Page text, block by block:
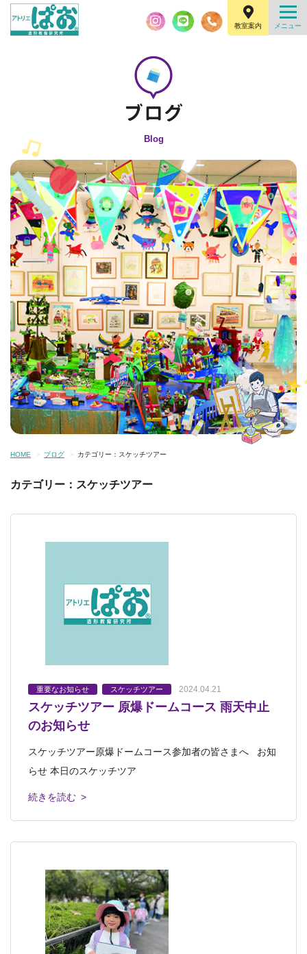
教室案内
Blog
HOME ブログ カテゴリー：スケッチツアー
カテゴリー：スケッチツアー
重要なお知らせ スケッチツアー 2024.04.21
スケッチツアー 原爆ドームコース 雨天中止
のお知らせ
スケッチツアー原爆ドームコース参加者の皆さまへ お知
らせ 本日のスケッチツア
続きを読む >